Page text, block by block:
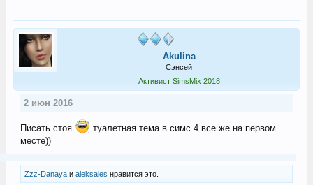
Akulina
Сэнсей
Активист SimsMix 2018
2 июн 2016
Писать стоя
туалетная тема в симс 4 все же на первом
месте))
Zzz-Danayaи aleksales нравится это.